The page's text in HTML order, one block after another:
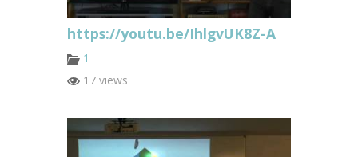
https://youtu.be/IhlgvUK8Z-A
1
17 views